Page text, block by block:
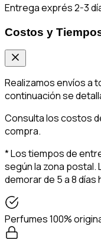
Entrega exprés 2-3
Costos y
Realizamos envíos a
continuación se
Consulta los costos
compra.
* Los tiempos de
según la zona postal.
demorar de 5 a 8 días
Perfumes 100%